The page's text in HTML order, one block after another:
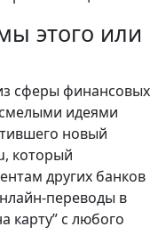
этого или
сферы финансовых
идеями
новый
который
других банков
переводы в
карту” с любого